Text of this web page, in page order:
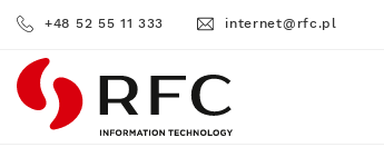
+48 52 55 11 333 internet@rfc.pl
RFC